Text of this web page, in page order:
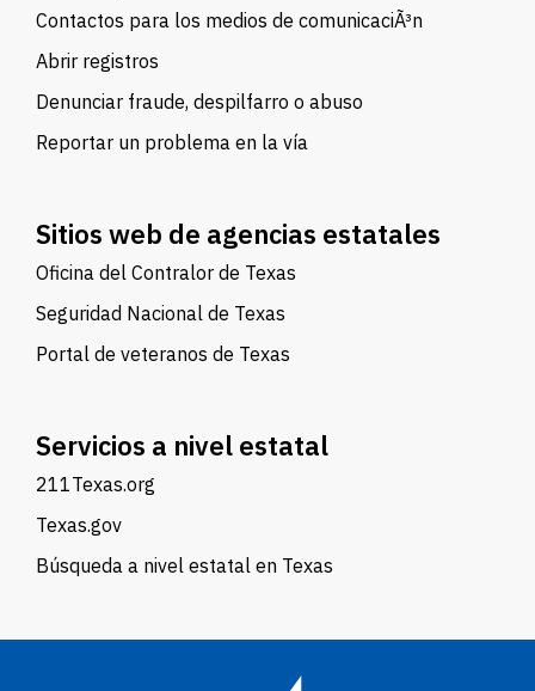
Contactos para los medios de comunicaciÃ³n
Abrir registros
Denunciar fraude, despilfarro o abuso
Reportar un problema en la vía
Sitios web de agencias estatales
Oficina del Contralor de Texas
Seguridad Nacional de Texas
Portal de veteranos de Texas
Servicios a nivel estatal
211Texas.org
Texas.gov
Búsqueda a nivel estatal en Texas